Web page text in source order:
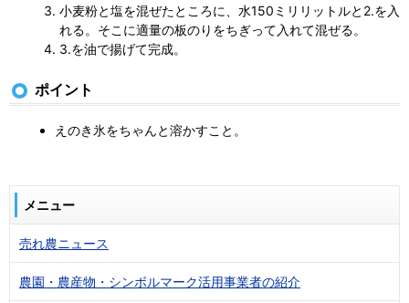
小麦粉と塩を混ぜたところに、水150ミリリットルと2.を入
れる。そこに適量の板のりをちぎって入れて混ぜる。
3.を油で揚げて完成。
ポイント
えのき氷をちゃんと溶かすこと。
メニュー
売れ農ニュース
農園・農産物・シンボルマーク活用事業者の紹介